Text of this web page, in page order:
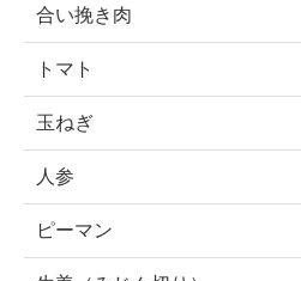
合い挽き肉
トマト
玉ねぎ
人参
ピーマン